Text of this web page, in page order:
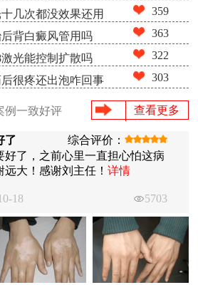
几次都没效果还用
359
背白癜风管用吗 363
激光能控制扩散吗 322
很疼还出泡咋回事 303
例一致好评 查看更多
了
综合评价：
好了，之前心里一直担心怕这病
远大！感谢刘主任！详情
18 5703